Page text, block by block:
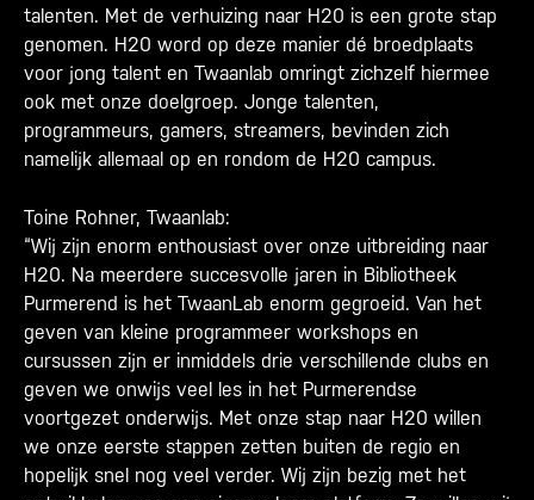
talenten. Met de verhuizing naar H20 is een grote stap
genomen. H20 word op deze manier dé broedplaats
voor jong talent en Twaanlab omringt zichzelf hiermee
ook met onze doelgroep. Jonge talenten,
programmeurs, gamers, streamers, bevinden zich
namelijk allemaal op en rondom de H20 campus.
Toine Rohner, Twaanlab:
“Wij zijn enorm enthousiast over onze uitbreiding naar
H20. Na meerdere succesvolle jaren in Bibliotheek
Purmerend is het TwaanLab enorm gegroeid. Van het
geven van kleine programmeer workshops en
cursussen zijn er inmiddels drie verschillende clubs en
geven we onwijs veel les in het Purmerendse
voortgezet onderwijs. Met onze stap naar H20 willen
we onze eerste stappen zetten buiten de regio en
hopelijk snel nog veel verder. Wij zijn bezig met het